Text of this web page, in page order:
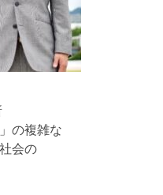
の複雑な
会の